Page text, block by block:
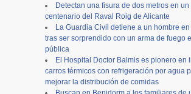
Detectan una fisura de dos metros en un
centenario del Raval Roig de Alicante
La Guardia Civil detiene a un hombre
tras ser sorprendido con un arma de fuego
pública
El Hospital Doctor Balmis es pionero en
carros térmicos con refrigeración por agua
mejorar la distribución de comidas